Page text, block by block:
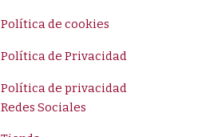
Política de cookies
Política de Privacidad
Política de privacidad
Redes Sociales